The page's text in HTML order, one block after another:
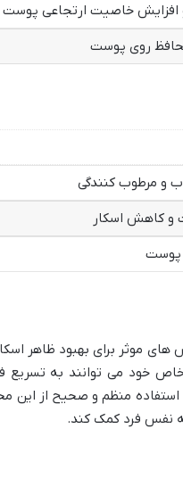
خاصیت ارتجاعی پوست
روی پوست
و مرطوب کنندگی
و کاهش اسکار
پوست
موثر برای بهبود ظاهر
خود می توانند به تسریع
منظم و صحیح از این
نفس فرد کمک کند.